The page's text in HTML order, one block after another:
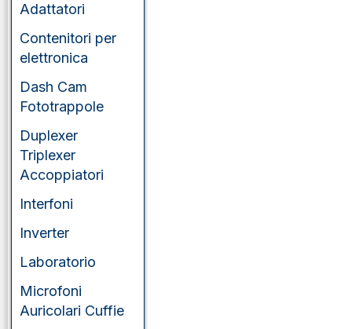
Adattatori
Contenitori per
elettronica
Dash Cam
Fototrappole
Duplexer
Triplexer
Accoppiatori
Interfoni
Inverter
Laboratorio
Microfoni
Auricolari Cuffie